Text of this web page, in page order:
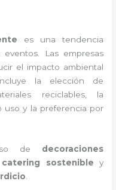
es una tendencia
Las empresas
el impacto ambiental
la elección de
reciclables, la
uso y la preferencia por
de decoraciones
catering sostenible y